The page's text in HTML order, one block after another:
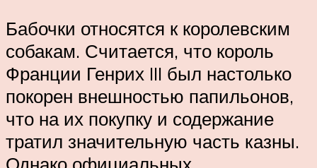
Бабочки относятся к королевским
собакам. Считается, что король
Франции Генрих III был настолько
покорен внешностью папильонов,
что на их покупку и содержание
тратил значительную часть казны.